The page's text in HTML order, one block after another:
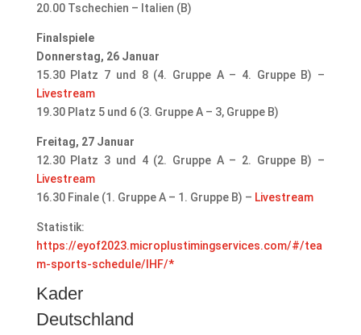
20.00 Tschechien – Italien (B)
Finalspiele
Donnerstag, 26 Januar
15.30 Platz 7 und 8 (4. Gruppe A – 4. Gruppe B) –
Livestream
19.30 Platz 5 und 6 (3. Gruppe A – 3, Gruppe B)
Freitag, 27 Januar
12.30 Platz 3 und 4 (2. Gruppe A – 2. Gruppe B) –
Livestream
16.30 Finale (1. Gruppe A – 1. Gruppe B) – Livestream
Statistik:
https://eyof2023.microplustimingservices.com/#/tea
m-sports-schedule/IHF/*
Kader
Deutschland